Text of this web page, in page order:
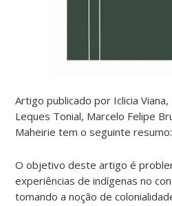
Artigo publicado por Iclicia
Leques Tonial, Marcelo Felipe
Maheirie tem o seguinte resumo:
O objetivo deste artigo é
experiências de indígenas no
tomando a noção de